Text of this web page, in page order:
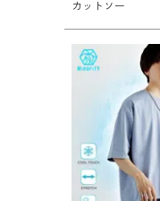
カットソー